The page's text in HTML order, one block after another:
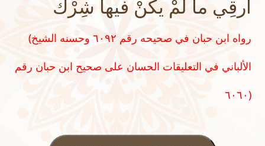
ارقِي ما لَمْ يكُنْ فيها شِرْكٌ
(رواه ابن حبان في صحيحه رقم ٦٠٩٢ وحسنه الشيخ
الألباني في التعليقات الحسان على صحيح ابن حبان رقم
٦٠٦٠)